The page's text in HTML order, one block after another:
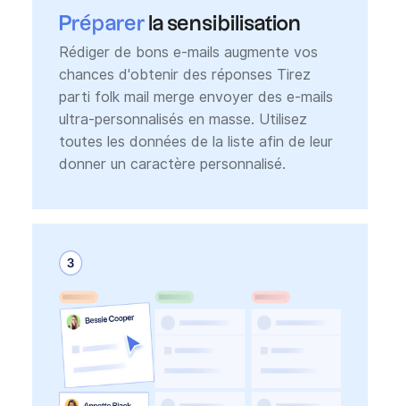
Préparerla sensibilisation
Rédiger de bons e-mails augmente vos
chances d'obtenir des réponses Tirez
parti folk mail merge envoyer des e-mails
ultra-personnalisés en masse. Utilisez
toutes les données de la liste afin de leur
donner un caractère personnalisé.